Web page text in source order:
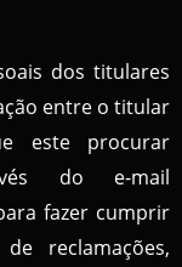
dos titulares
entre o titular
este procurar
do e-mail
fazer cumprir
reclamações,